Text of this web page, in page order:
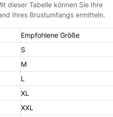
dieser Tabelle können Sie Ihre
Ihres Brustumfangs ermitteln.
Empfohlene Größe
S
M
L
XL
XXL